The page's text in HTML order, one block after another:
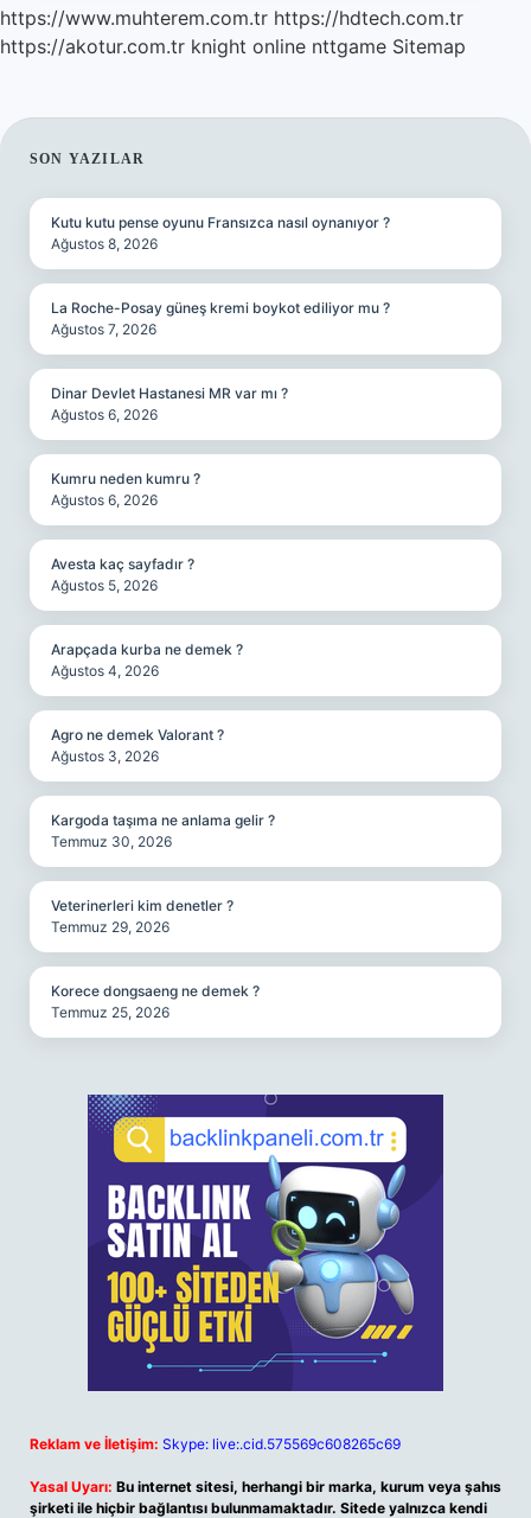
https://www.muhterem.com.tr https://hdtech.com.tr
https://akotur.com.tr knight online nttgame Sitemap
SIDEBAR
SON YAZILAR
Kutu kutu pense oyunu Fransızca nasıl oynanıyor ?
Ağustos 8, 2026
La Roche-Posay güneş kremi boykot ediliyor mu ?
Ağustos 7, 2026
Dinar Devlet Hastanesi MR var mı ?
Ağustos 6, 2026
Kumru neden kumru ?
Ağustos 6, 2026
Avesta kaç sayfadır ?
Ağustos 5, 2026
Arapçada kurba ne demek ?
Ağustos 4, 2026
Agro ne demek Valorant ?
Ağustos 3, 2026
Kargoda taşıma ne anlama gelir ?
Temmuz 30, 2026
Veterinerleri kim denetler ?
Temmuz 29, 2026
Korece dongsaeng ne demek ?
Temmuz 25, 2026
Reklam ve İletişim: Skype: live:.cid.575569c608265c69
Yasal Uyarı: Bu internet sitesi, herhangi bir marka, kurum veya şahıs
şirketi ile hiçbir bağlantısı bulunmamaktadır. Sitede yalnızca kendi